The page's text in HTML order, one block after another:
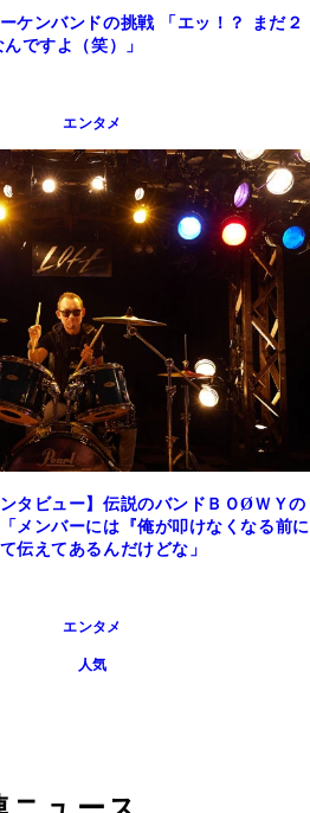
ケンバンドの挑戦 「エッ！？ まだ２
ですよ（笑）」
エンタメ
タビュー】伝説のバンドＢＯØＷＹの
メンバーには『俺が叩けなくなる前に
伝えてあるんだけどな」
エンタメ
人気